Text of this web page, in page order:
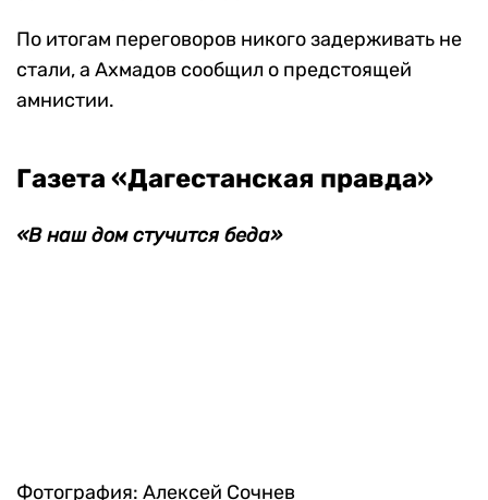
батальонов маршала К. Рокоссовского храбро
сражались за Родину. И даже Сталин не стал
возвращать их в лагеря. Так неужели наша
большевики и сталинисты?..»
стали, а Ахмадов сообщил о предстоящей